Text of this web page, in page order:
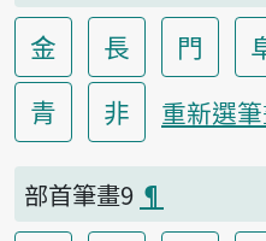
金 長 門
青
非 重新選
部首筆畫9 ¶